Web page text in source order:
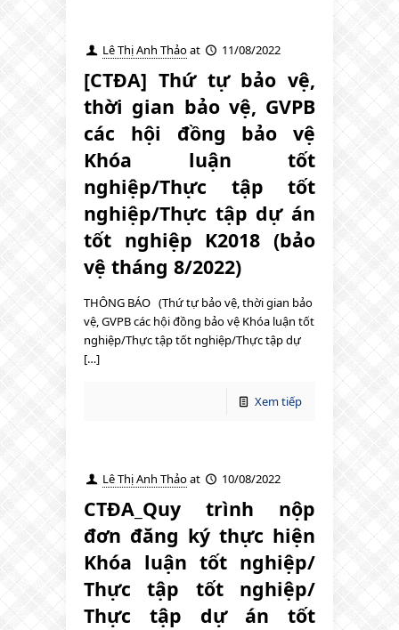
Lê Thị Anh Thảoat 11/08/2022
[CTĐA] Thứ tự bảo vệ,
thời gian bảo vệ, GVPB
các hội đồng bảo vệ
Khóa luận tốt
nghiệp/Thực tập tốt
nghiệp/Thực tập dự án
tốt nghiệp K2018 (bảo
vệ tháng 8/2022)
THÔNG BÁO (Thứ tự bảo vệ, thời gian bảo
vệ, GVPB các hội đồng bảo vệ Khóa luận tốt
nghiệp/Thực tập tốt nghiệp/Thực tập dự
[…]
Xem tiếp
Lê Thị Anh Thảoat 10/08/2022
CTĐA_Quy trình nộp
đơn đăng ký thực hiện
Khóa luận tốt nghiệp/
Thực tập tốt nghiệp/
Thực tập dự án tốt